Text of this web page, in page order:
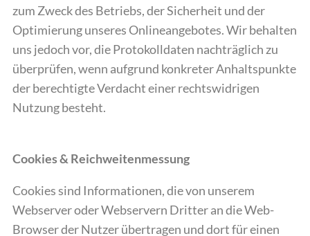
zum Zweck des Betriebs, der Sicherheit und der
Optimierung unseres Onlineangebotes. Wir behalten
uns jedoch vor, die Protokolldaten nachträglich zu
überprüfen, wenn aufgrund konkreter Anhaltspunkte
der berechtigte Verdacht einer rechtswidrigen
Nutzung besteht.
Cookies & Reichweitenmessung
Cookies sind Informationen, die von unserem
Webserver oder Webservern Dritter an die Web-
Browser der Nutzer übertragen und dort für einen